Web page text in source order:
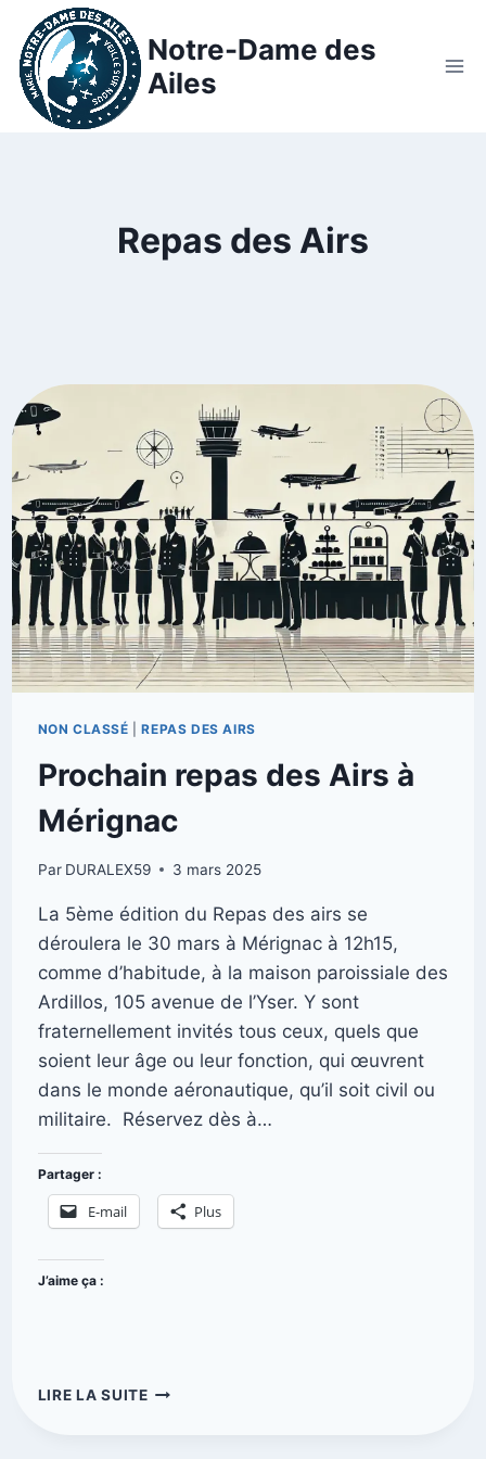
Notre-Dame des
Ailes
Repas des Airs
NON CLASSÉ |REPAS DES AIRS
Prochain repas des Airs à
Mérignac
Par DURALEX59 3 mars 2025
La 5ème édition du Repas des airs se
déroulera le 30 mars à Mérignac à 12h15,
comme d’habitude, à la maison paroissiale des
Ardillos, 105 avenue de l’Yser. Y sont
fraternellement invités tous ceux, quels que
soient leur âge ou leur fonction, qui œuvrent
dans le monde aéronautique, qu’il soit civil ou
militaire. Réservez dès à…
Partager :
E-mail Plus
J’aime ça :
LIRE LA SUITE